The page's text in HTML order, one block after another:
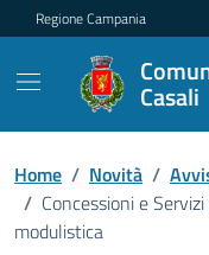
Regione Campania
Casali
Home / Novità /
/ Concessioni e
modulistica